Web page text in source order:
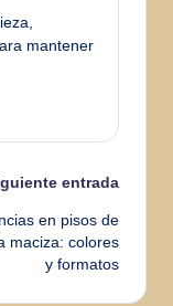
mantener
entrada
en pisos de
maciza: colores
y formatos